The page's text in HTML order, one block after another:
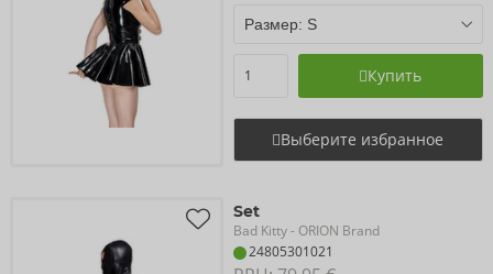
Купить
Выберите избранное
Set
Bad Kitty- ORION Brand
24805301021